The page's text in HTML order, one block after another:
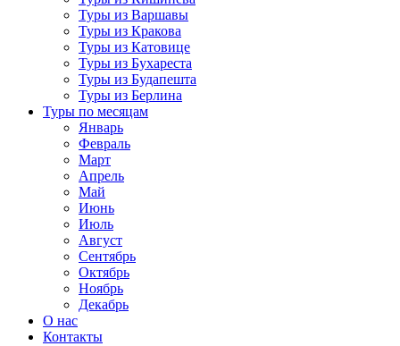
Туры из Варшавы
Туры из Кракова
Туры из Катовице
Туры из Бухареста
Туры из Будапешта
Туры из Берлина
Туры по месяцам
Январь
Февраль
Март
Апрель
Май
Июнь
Июль
Август
Сентябрь
Октябрь
Ноябрь
Декабрь
О нас
Контакты